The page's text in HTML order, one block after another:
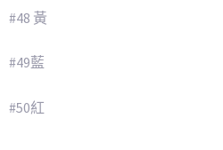
#48 黃
#49藍
#50紅